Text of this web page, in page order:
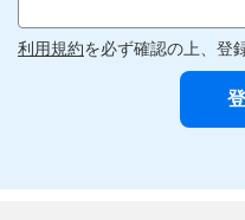
利用規約を必ず確認の上、登